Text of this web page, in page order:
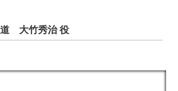
大竹秀治 役